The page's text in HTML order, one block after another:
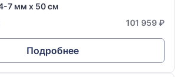
7 мм х 50 см
101 959 ₽
Подробнее